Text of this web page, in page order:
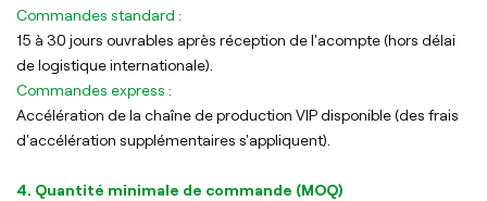
Commandes standard :
15 à 30 jours ouvrables après réception de l'acompte (hors délai
de logistique internationale).
Commandes express :
Accélération de la chaîne de production VIP disponible (des frais
d'accélération supplémentaires s'appliquent).
4. Quantité minimale de commande (MOQ)